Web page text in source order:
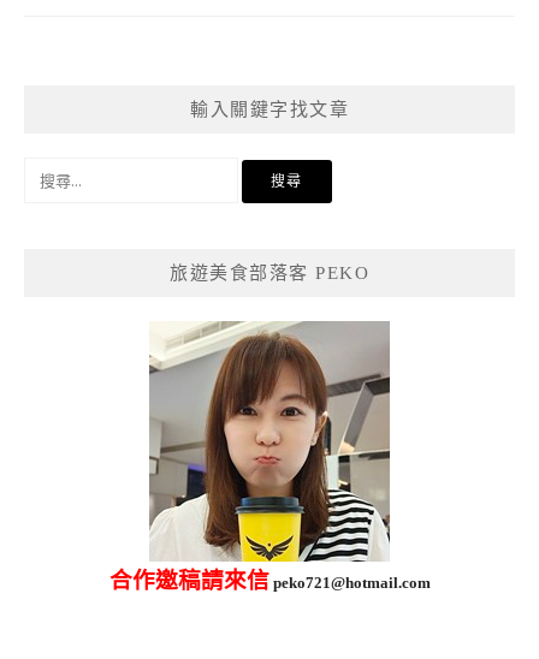
輸入關鍵字找文章
旅遊美食部落客 PEKO
合作邀稿請來信 peko721@hotmail.com